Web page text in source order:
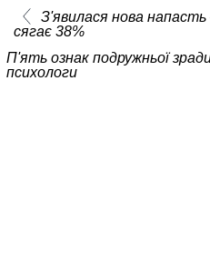
З'явилася нова
сягає 38%
П'ять ознак подружньої
психологи